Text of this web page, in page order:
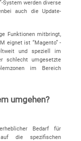
System werden diverse
auch die Update-
Funktionen mitbringt,
eignet ist “Magento” -
und speziell im
schlecht umgesetzte
im Bereich
umgehen?
Bedarf für
auf die spezifischen